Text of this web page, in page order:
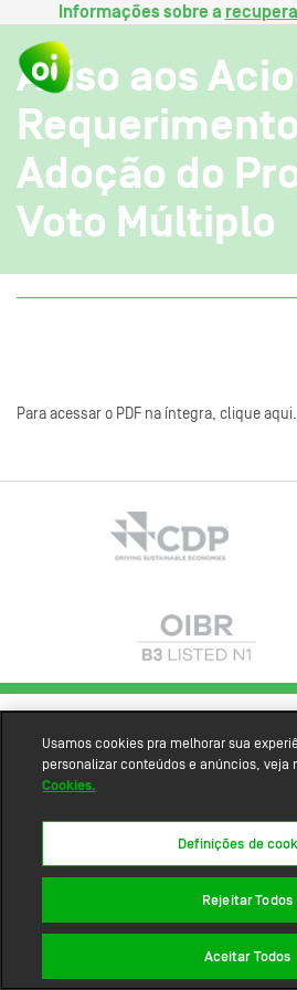
Informações sobre a
Aviso aos
Adoção do
Voto Múltiplo
Para acessar o PDF na íntegra, clique aqui.
Usamos cookies pra melhorar sua
personalizar conteúdos e anúncios, veja
Cookies.
Definições de
Rejeitar Todos
Aceitar Todos